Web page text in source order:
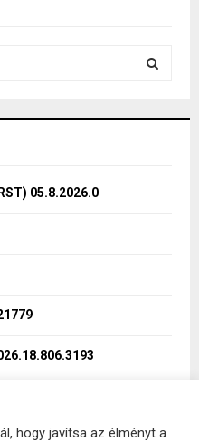
05.8.2026.0
hogy javítsa az élményt a